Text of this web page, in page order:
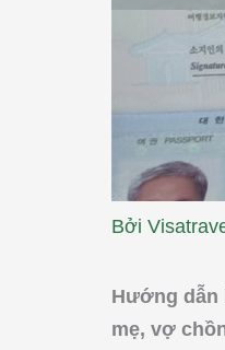
Bởi
Hướng dẫn
mẹ, vợ